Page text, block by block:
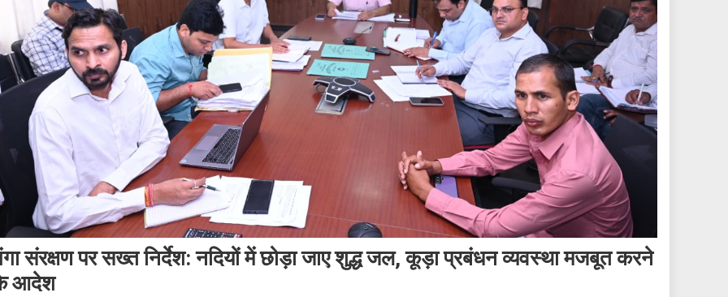
संरक्षण पर सख्त निर्देश: नदियों में छोड़ा जाए शुद्ध जल, कूड़ा प्रबंधन व्यवस्था मजबूत करने
आदेश